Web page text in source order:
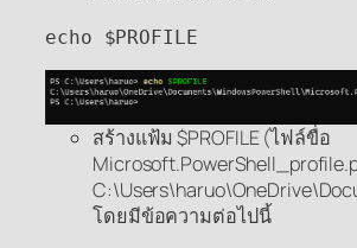
echo $PROFILE
สร้างแฟ้ม $PROFILE (ไฟล์ขื่อ
โดยมีข้อความต่อไปนี้